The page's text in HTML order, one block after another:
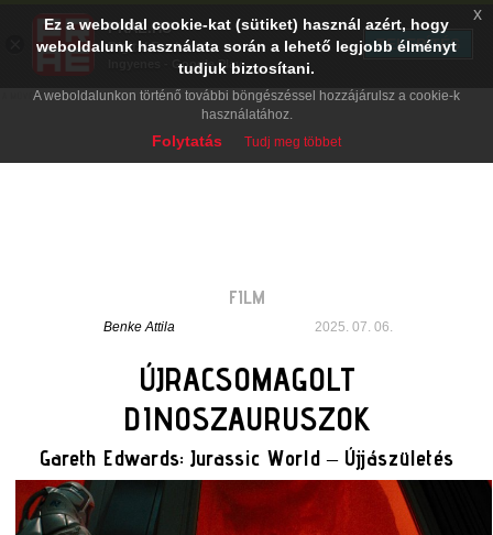
FILM
Benke Attila 2025. 07. 06.
ÚJRACSOMAGOLT
DINOSZAURUSZOK
Gareth Edwards: Jurassic World – Újjászületés
Ez a weboldal cookie-kat (sütiket) használ azért, hogy
weboldalunk használata során a lehető legjobb élményt
tudjuk biztosítani.
A weboldalunkon történő további böngészéssel hozzájárulsz a cookie-k
használatához.
Folytatás Tudj meg többet
x
PRAE.HU
Digital Evolution
Ingyenes - Google Play
TELEPÍTÉS